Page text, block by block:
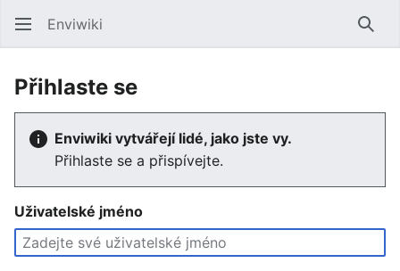
Enviwiki
Přihlaste se
Enviwiki vytvářejí lidé, jako jste vy.
Přihlaste se a přispívejte.
Uživatelské jméno